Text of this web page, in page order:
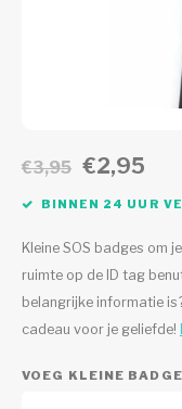
€3,95 €2,95
BINNEN 24 UUR
Kleine SOS badges om
ruimte op de ID tag
belangrijke informatie
cadeau voor je geliefde!
VOEG KLEINE